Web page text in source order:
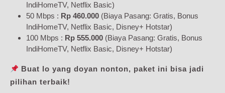
IndiHomeTV, Netflix Basic)
50 Mbps : Rp 460.000 (Biaya Pasang: Gratis, Bonus
IndiHomeTV, Netflix Basic, Disney+ Hotstar)
100 Mbps : Rp 555.000 (Biaya Pasang: Gratis, Bonus
IndiHomeTV, Netflix Basic, Disney+ Hotstar)
Buat lo yang doyan nonton, paket ini bisa jadi
pilihan terbaik!